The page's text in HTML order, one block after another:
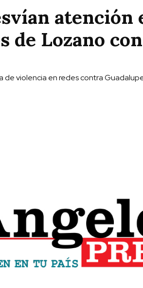
atención
de Lozano
violencia en redes contra